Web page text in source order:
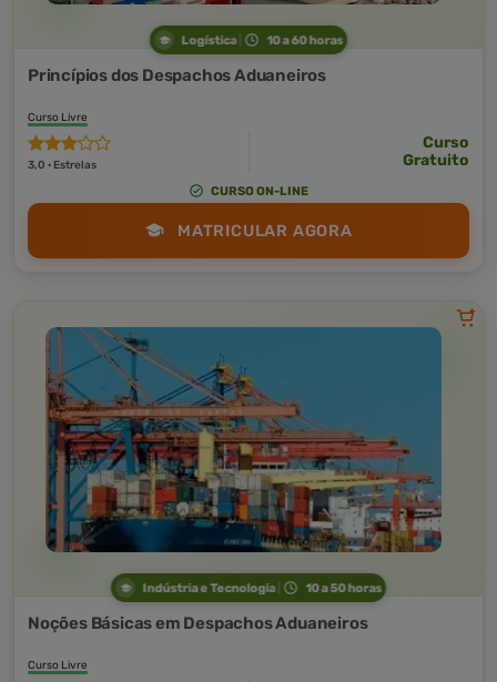
Logística 10 a 60 horas
Princípios dos Despachos Aduaneiros
Curso Livre
3,0 · Estrelas
Curso
Gratuito
CURSO ON-LINE
MATRICULAR AGORA
Indústria e Tecnologia 10 a 50 horas
Noções Básicas em Despachos Aduaneiros
Curso Livre